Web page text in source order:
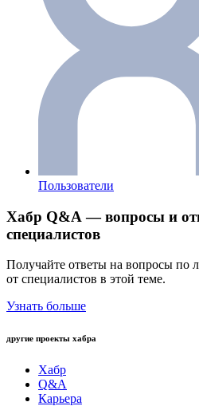
Пользователи
Хабр Q&A — вопросы и
специалистов
Получайте ответы на вопросы по
от специалистов в этой теме.
Узнать больше
другие проекты хабра
Хабр
Q&A
Карьера